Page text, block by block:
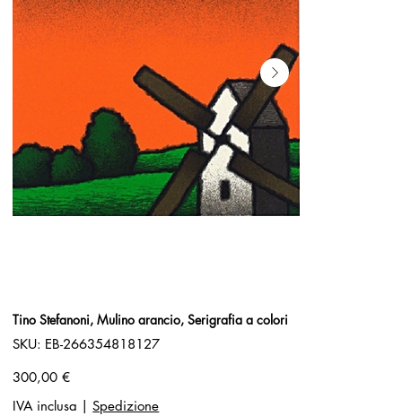
Tino Stefanoni, Mulino arancio, Serigrafia a colori
SKU:
SKU
EB-
EB-266354818127
Prezzo
300,00 €
IVA inclusa
Spedizione